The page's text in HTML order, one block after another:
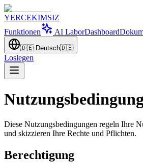
YERCEKIMSIZ
Funktionen
AI LaborDashboard
🇩🇪 Deutsch🇩🇪
Loslegen
Diese Nutzungsbedingungen regeln Ihre
und skizzieren Ihre Rechte und Pflichten.
Berechtigung